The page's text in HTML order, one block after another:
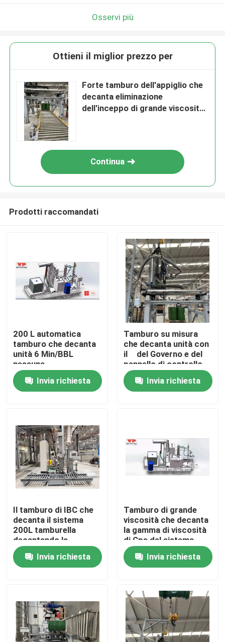
Casa
Prodotti
Circa noi
Giro della fabbrica
Controllo di qualità
Contattici
Casi
Richieda una citazione
Osservi più
Ottieni il miglior prezzo per
Forte tamburo dell'appiglio che
decanta eliminazione
dell'inceppo di grande viscosità
Continua
Prodotti raccomandati
200 L automatica
tamburo che decanta
unità 6 Min/BBL
nessuna
contaminazione
trasversaleInvia richiesta
Tamburo su misura
che decanta unità con
il del Governo e del
pannello di controllo
del commutatore
Invia richiesta
Il tamburo di IBC che
decanta il sistema
200L tamburella
decantando la
macchina
Invia richiesta
Tamburo di grande
viscosità che decanta
la gamma di viscosità
di Cps del sistema
2000
Invia richiesta